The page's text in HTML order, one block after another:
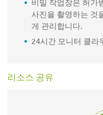
사진을 촬영하는 것
게 관리합니다.
24시간 모니터 클라
리소스 공유